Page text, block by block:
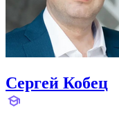
Сергей Кобец